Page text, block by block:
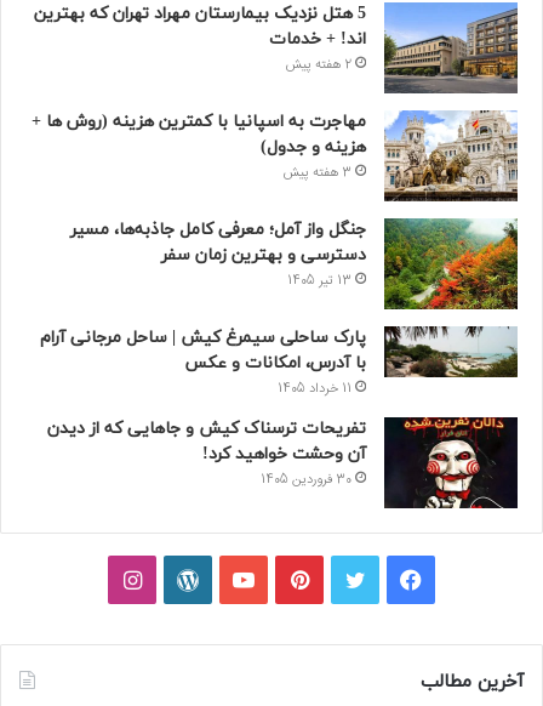
5 هتل نزدیک بیمارستان مهراد تهران که بهترین‌
اند! + خدمات
2 هفته پیش
مهاجرت به اسپانیا با کمترین هزینه (روش ها +
هزینه و جدول)
3 هفته پیش
جنگل واز آمل؛ معرفی کامل جاذبه‌ها، مسیر
دسترسی و بهترین زمان سفر
13 تیر 1405
پارک ساحلی سیمرغ کیش | ساحل مرجانی آرام
با آدرس، امکانات و عکس
11 خرداد 1405
تفریحات ترسناک کیش و جاهایی که از دیدن
آن وحشت خواهید کرد!
30 فروردین 1405
فیسبوکتوییترپینتریستیوتیوبوردپرساینستاگرام
آخرین مطالب